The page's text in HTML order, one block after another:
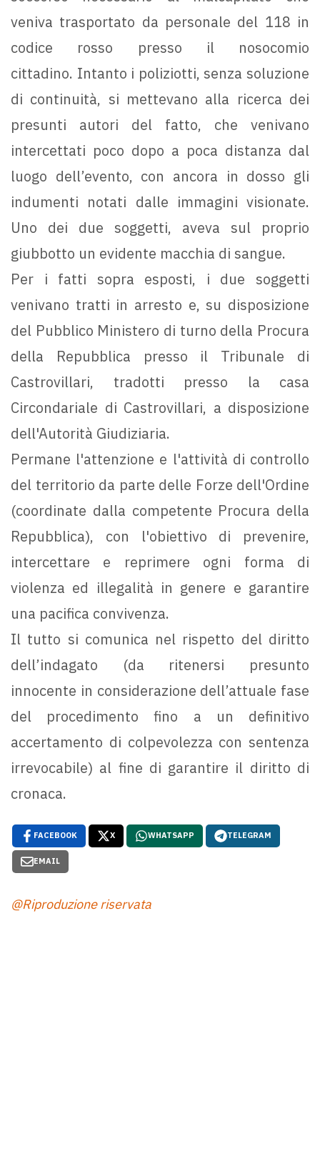
veniva trasportato da personale del 118 in
codice rosso presso il nosocomio
cittadino. Intanto i poliziotti, senza soluzione
di continuità, si mettevano alla ricerca dei
presunti autori del fatto, che venivano
intercettati poco dopo a poca distanza dal
luogo dell’evento, con ancora in dosso gli
indumenti notati dalle immagini visionate.
Uno dei due soggetti, aveva sul proprio
giubbotto un evidente macchia di sangue.
Per i fatti sopra esposti, i due soggetti
venivano tratti in arresto e, su disposizione
del Pubblico Ministero di turno della Procura
della Repubblica presso il Tribunale di
Castrovillari, tradotti presso la casa
Circondariale di Castrovillari, a disposizione
dell'Autorità Giudiziaria.
Permane l'attenzione e l'attività di controllo
del territorio da parte delle Forze dell'Ordine
(coordinate dalla competente Procura della
Repubblica), con l'obiettivo di prevenire,
intercettare e reprimere ogni forma di
violenza ed illegalità in genere e garantire
una pacifica convivenza.
Il tutto si comunica nel rispetto del diritto
dell’indagato (da ritenersi presunto
innocente in considerazione dell’attuale fase
del procedimento fino a un definitivo
accertamento di colpevolezza con sentenza
irrevocabile) al fine di garantire il diritto di
cronaca.
FACEBOOK X WHATSAPP TELEGRAM
EMAIL
@Riproduzione riservata